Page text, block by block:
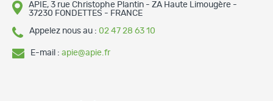
APIE, 3 rue Christophe Plantin - ZA Haute Limougère -
37230 FONDETTES - FRANCE
Appelez nous au : 02 47 28 63 10
E-mail : apie@apie.fr